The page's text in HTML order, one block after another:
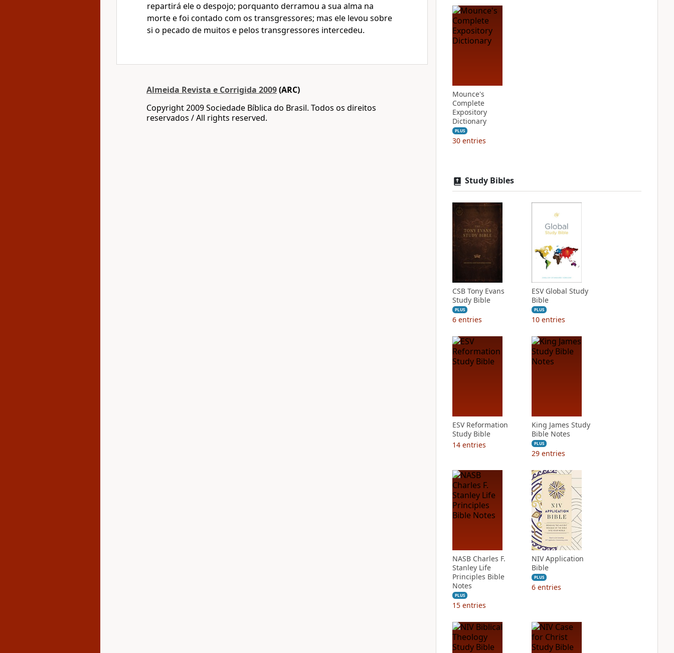
repartirá ele o despojo; porquanto derramou a sua alma na
morte e foi contado com os transgressores; mas ele levou sobre
si o pecado de muitos e pelos transgressores intercedeu.
Almeida Revista e Corrigida 2009(ARC)
Copyright 2009 Sociedade Bíblica do Brasil. Todos os direitos
reservados / All rights reserved.
Mounce's
Complete
Expository
Dictionary
PLUS
30 entries
Study Bibles
CSB Tony Evans
Study Bible
PLUS
6 entries
ESV Global Study
Bible
PLUS
10 entries
ESV Reformation
Study Bible
14 entries
King James Study
Bible Notes
PLUS
29 entries
NASB Charles F.
Stanley Life
Principles Bible
Notes
PLUS
15 entries
NIV Application
Bible
PLUS
6 entries